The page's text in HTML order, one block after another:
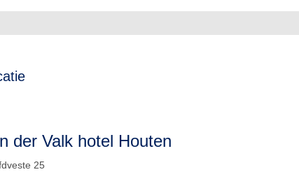
der Valk hotel Houten
25